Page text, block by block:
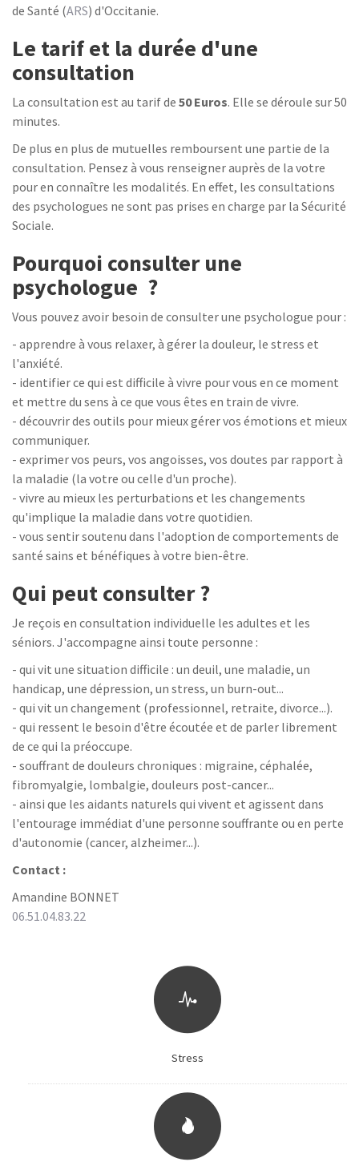
de Santé (ARS) d'Occitanie.
Le tarif et la durée d'une
consultation
La consultation est au tarif de 50 Euros. Elle se déroule sur 50
minutes.
De plus en plus de mutuelles remboursent une partie de la
consultation. Pensez à vous renseigner auprès de la votre
pour en connaître les modalités. En effet, les consultations
des psychologues ne sont pas prises en charge par la Sécurité
Sociale.
Pourquoi consulter une
psychologue ?
Vous pouvez avoir besoin de consulter une psychologue pour :
- apprendre à vous relaxer, à gérer la douleur, le stress et
l'anxiété.
- identifier ce qui est difficile à vivre pour vous en ce moment
et mettre du sens à ce que vous êtes en train de vivre.
- découvrir des outils pour mieux gérer vos émotions et mieux
communiquer.
- exprimer vos peurs, vos angoisses, vos doutes par rapport à
la maladie (la votre ou celle d'un proche).
- vivre au mieux les perturbations et les changements
qu'implique la maladie dans votre quotidien.
- vous sentir soutenu dans l'adoption de comportements de
santé sains et bénéfiques à votre bien-être.
Qui peut consulter ?
Je reçois en consultation individuelle les adultes et les
séniors. J'accompagne ainsi toute personne :
- qui vit une situation difficile : un deuil, une maladie, un
handicap, une dépression, un stress, un burn-out...
- qui vit un changement (professionnel, retraite, divorce...).
- qui ressent le besoin d'être écoutée et de parler librement
de ce qui la préoccupe.
- souffrant de douleurs chroniques : migraine, céphalée,
fibromyalgie, lombalgie, douleurs post-cancer...
- ainsi que les aidants naturels qui vivent et agissent dans
l'entourage immédiat d'une personne souffrante ou en perte
d'autonomie (cancer, alzheimer...).
Contact :
Amandine BONNET
06.51.04.83.22
Stress